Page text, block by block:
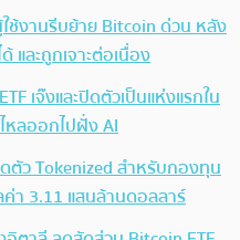
ช้งานรีบย้าย Bitcoin ด่วน หลัง
และถูกเจาะต่อเนื่อง
เจ๊งและปิดตัวเป็นแห่งแรกใน
หลออกไปฝั่ง AI
ตัว Tokenized สำหรับกองทุน
า 3.11 แสนล้านดอลลาร์